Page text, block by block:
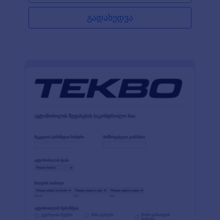
მოკლე შეჯამება. გაამარტივეთ საკონსულტაციო
სესიების ჩანაწერების წარმოება მოცემული
შაბლონის გამოყენებით დღესვე!
გადახედვა